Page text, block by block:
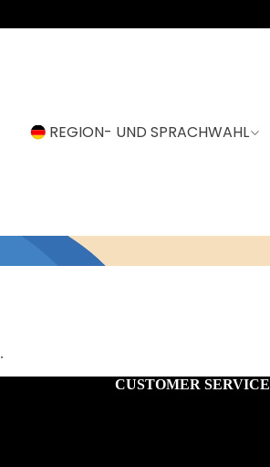
REGION- UND SPRACHWAHL
.
CUSTOMER SERVICE